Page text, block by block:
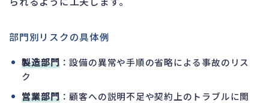
部門別リスクの具体例
製造部門：設備の異常や手順の省略による事故のリス
ク
営業部門：顧客への説明不足や契約上のトラブルに関